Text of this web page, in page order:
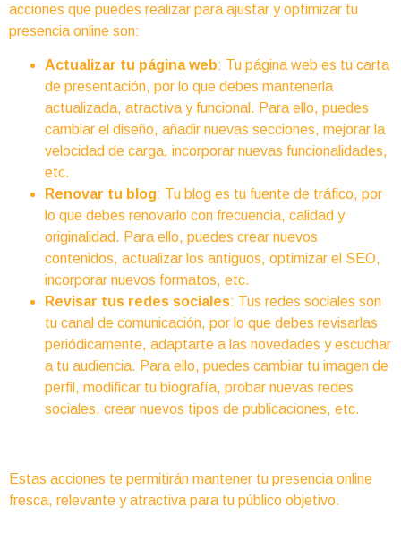
acciones que puedes realizar para ajustar y optimizar tu
presencia online son:
Actualizar tu página web: Tu página web es tu carta
de presentación, por lo que debes mantenerla
actualizada, atractiva y funcional. Para ello, puedes
cambiar el diseño, añadir nuevas secciones, mejorar la
velocidad de carga, incorporar nuevas funcionalidades,
etc.
Renovar tu blog: Tu blog es tu fuente de tráfico, por
lo que debes renovarlo con frecuencia, calidad y
originalidad. Para ello, puedes crear nuevos
contenidos, actualizar los antiguos, optimizar el SEO,
incorporar nuevos formatos, etc.
Revisar tus redes sociales: Tus redes sociales son
tu canal de comunicación, por lo que debes revisarlas
periódicamente, adaptarte a las novedades y escuchar
a tu audiencia. Para ello, puedes cambiar tu imagen de
perfil, modificar tu biografía, probar nuevas redes
sociales, crear nuevos tipos de publicaciones, etc.
Estas acciones te permitirán mantener tu presencia online
fresca, relevante y atractiva para tu público objetivo.